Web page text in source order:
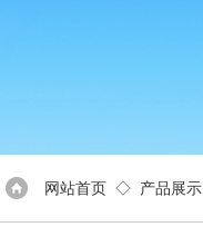
网站首页 ◇ 产品展示